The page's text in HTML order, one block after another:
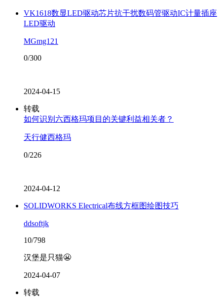
VK1618数显LED驱动芯片抗干扰数码管驱动IC计量插座
LED驱动
MGmg121
0/300
2024-04-15
转载
如何识别六西格玛项目的关键利益相关者？
天行健西格玛
0/226
2024-04-12
SOLIDWORKS Electrical布线方框图绘图技巧
ddsoftjk
10/798
汉堡是只猫😬
2024-04-07
转载